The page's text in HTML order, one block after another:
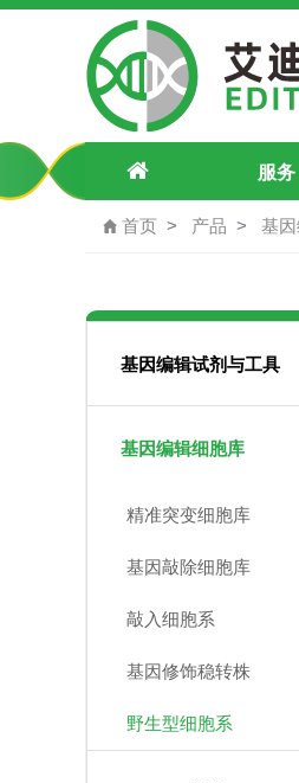
MOC2 小鼠口腔鳞状
服务
首页 产品 基
基因编辑试剂与工具
基因编辑细胞库
精准突变细胞库
基因敲除细胞库
敲入细胞系
基因修饰稳转株
野生型细胞系